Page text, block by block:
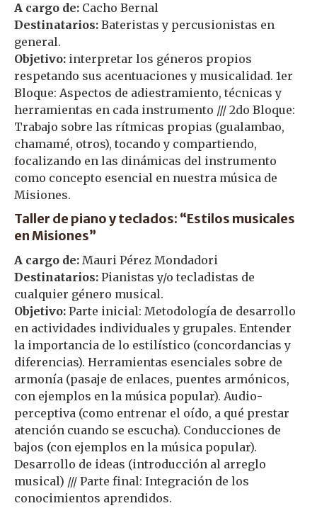
A cargo de: Cacho Bernal
Destinatarios: Bateristas y percusionistas en
general.
Objetivo: interpretar los géneros propios
respetando sus acentuaciones y musicalidad. 1er
Bloque: Aspectos de adiestramiento, técnicas y
herramientas en cada instrumento /// 2do Bloque:
Trabajo sobre las rítmicas propias (gualambao,
chamamé, otros), tocando y compartiendo,
focalizando en las dinámicas del instrumento
como concepto esencial en nuestra música de
Misiones.
Taller de piano y teclados: “Estilos musicales
en Misiones”
A cargo de: Mauri Pérez Mondadori
Destinatarios: Pianistas y/o tecladistas de
cualquier género musical.
Objetivo: Parte inicial: Metodología de desarrollo
en actividades individuales y grupales. Entender
la importancia de lo estilístico (concordancias y
diferencias). Herramientas esenciales sobre de
armonía (pasaje de enlaces, puentes armónicos,
con ejemplos en la música popular). Audio-
perceptiva (como entrenar el oído, a qué prestar
atención cuando se escucha). Conducciones de
bajos (con ejemplos en la música popular).
Desarrollo de ideas (introducción al arreglo
musical) /// Parte final: Integración de los
conocimientos aprendidos.